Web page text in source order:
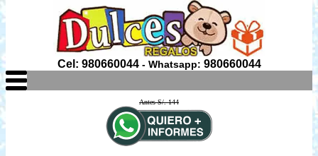
Cel: 980660044- Whatsapp: 980660044
Antes S/. 144